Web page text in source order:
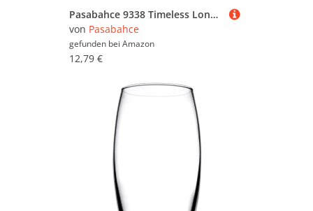
Pasabahce 9338 Timeless Longdrink-Gläser, 30 cl, 4 Stück
von Pasabahce
gefunden bei Amazon
12,79 €